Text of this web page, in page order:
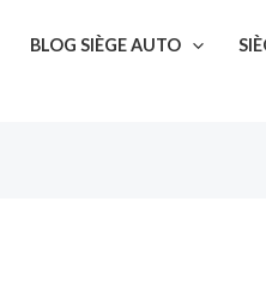
BLOG SIÈGE AUTO